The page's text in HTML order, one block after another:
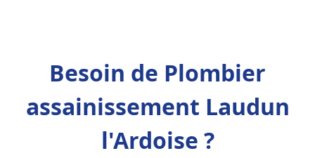
Besoin de Plombier
assainissement Laudun
l'Ardoise ?